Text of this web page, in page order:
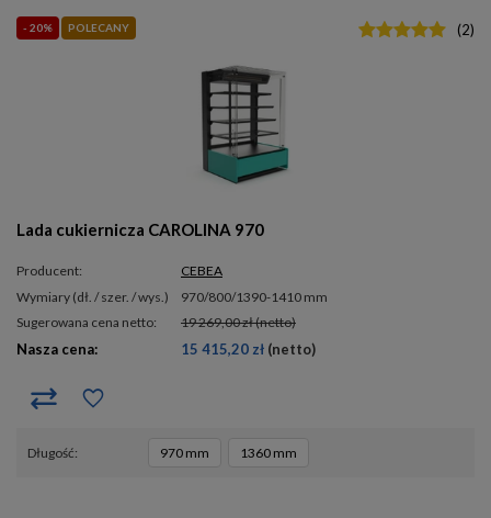
- 20% POLECANY
Lada cukiernicza CAROLINA 970
Producent:
CEBEA
wymiary (dł. / szer. / wys.)
970/800/1390-1410 mm
Sugerowana cena netto:
19 269,00 zł(netto)
Nasza cena: 15 415,20 zł (netto)
(2)
długość 970 mm 1360 mm